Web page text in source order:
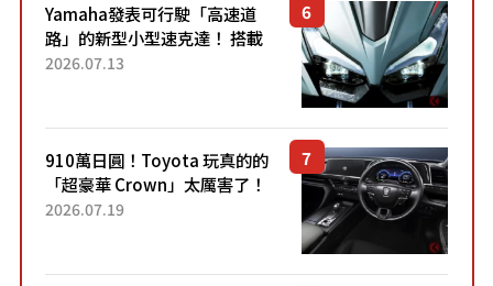
Yamaha發表可行駛「高速道
路」的新型小型速克達！ 搭載
能享受超強勁「渦輪感」的動
2026.07.13
910萬日圓！Toyota 玩真的的
「超豪華 Crown」太厲害了！
採用由「匠人技藝」打造的
2026.07.19